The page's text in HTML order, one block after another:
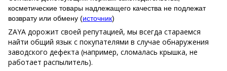
косметические товары надлежащего качества не подлежат
возврату или обмену (источник)
ZAYA дорожит своей репутацией, мы всегда стараемся
найти общий язык с покупателями в случае обнаружения
заводского дефекта (например, сломалась крышка, не
работает распылитель).